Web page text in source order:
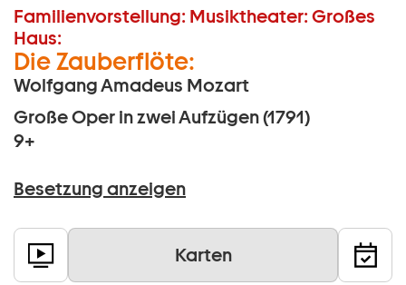
Familienvorstellung: Musiktheater: Großes
Haus:
Die Zauberflöte:
Wolfgang Amadeus Mozart
Große Oper in zwei Aufzügen (1791)
9+
Besetzung anzeigen
Karten